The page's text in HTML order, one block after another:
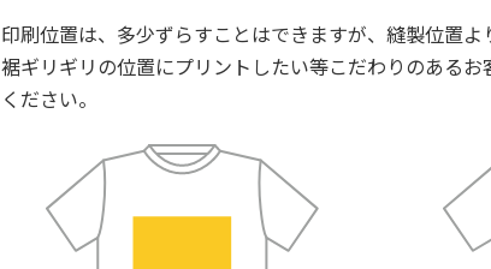
印刷位置は、多少ずらすことはできますが、縫製位置
裾ギリギリの位置にプリントしたい等こだわりのある
ください。